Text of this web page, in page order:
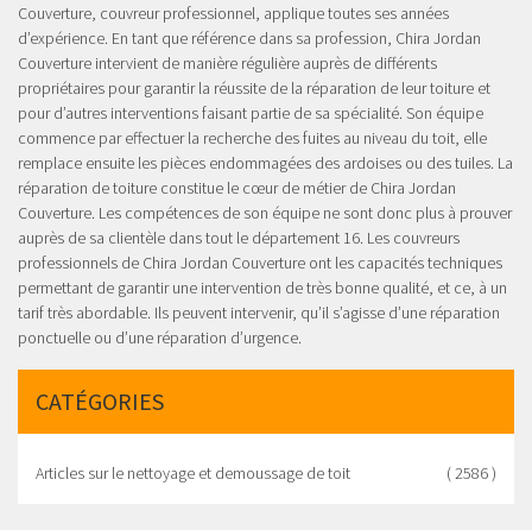
Couverture, couvreur professionnel, applique toutes ses années
d’expérience. En tant que référence dans sa profession, Chira Jordan
Couverture intervient de manière régulière auprès de différents
propriétaires pour garantir la réussite de la réparation de leur toiture et
pour d’autres interventions faisant partie de sa spécialité. Son équipe
commence par effectuer la recherche des fuites au niveau du toit, elle
remplace ensuite les pièces endommagées des ardoises ou des tuiles. La
réparation de toiture constitue le cœur de métier de Chira Jordan
Couverture. Les compétences de son équipe ne sont donc plus à prouver
auprès de sa clientèle dans tout le département 16. Les couvreurs
professionnels de Chira Jordan Couverture ont les capacités techniques
permettant de garantir une intervention de très bonne qualité, et ce, à un
tarif très abordable. Ils peuvent intervenir, qu’il s’agisse d’une réparation
ponctuelle ou d’une réparation d’urgence.
CATÉGORIES
Articles sur le nettoyage et demoussage de toit ( 2586 )